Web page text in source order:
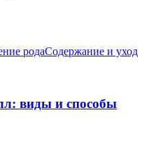
родаСодержание и уход
виды и способы